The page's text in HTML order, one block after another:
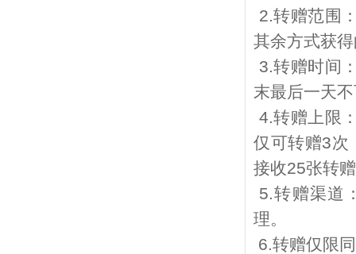
2.转赠范围
其余方式获
3.转赠时间
末最后一天
4.转赠上限
仅可转赠3次
接收25张转
5.转赠渠道
理。
6.转赠仅限